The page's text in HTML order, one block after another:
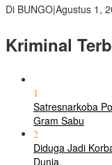
Di BUNGO|Agustus 1,
Kriminal
1
Satresnarkoba
Gram Sabu
2
Diduga Jadi
Dunia.